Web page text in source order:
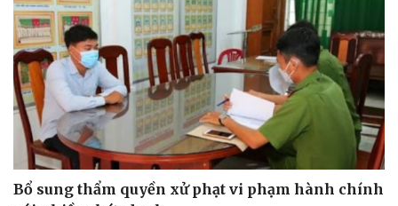
Hạt giống tâm hồn
Bổ sung thẩm quyền xử phạt vi phạm hành chính